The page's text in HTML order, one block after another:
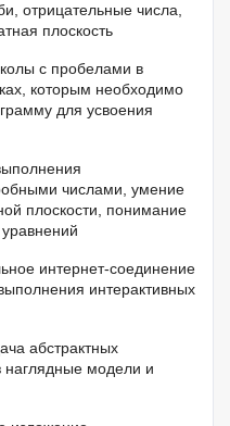
отрицательные числа,
плоскость
с пробелами в
которым необходимо
для усвоения
числами, умение
плоскости, понимание
интернет-соединение
интерактивных
абстрактных
наглядные модели и